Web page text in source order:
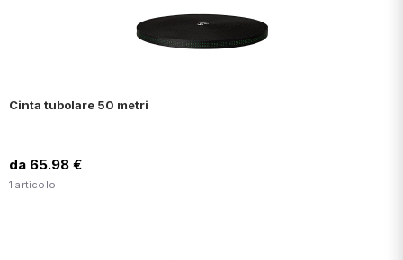
Cinta tubolare 50 metri
da 65.98 €
1 articolo